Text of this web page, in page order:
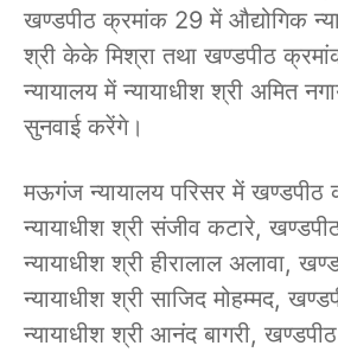
खण्डपीठ क्रमांक 29 में औद्योगिक
श्री केके मिश्रा तथा खण्डपीठ
न्यायालय में न्यायाधीश श्री अमित
सुनवाई करेंगे।
मऊगंज न्यायालय परिसर में खण्डपीठ
न्यायाधीश श्री संजीव कटारे,
न्यायाधीश श्री हीरालाल अलावा,
न्यायाधीश श्री साजिद मोहम्मद,
न्यायाधीश श्री आनंद बागरी,